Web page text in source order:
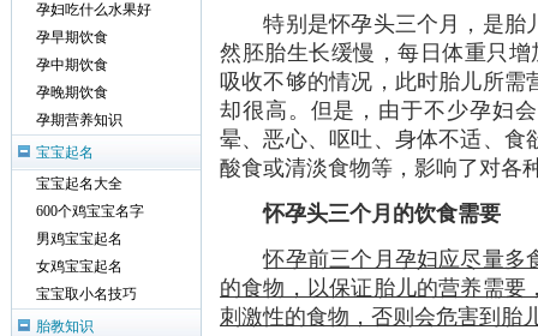
特别是怀孕头三个月，是胎
然胚胎生长缓慢，每日体重只
吸收不够的情况，此时胎儿所需
却很高。但是，由于不少孕妇
晕、恶心、呕吐、身体不适、食
酸食或清淡食物等，影响了对各
怀孕头三个月的饮食需要
怀孕前三个月孕妇应尽量多
的食物，以保证胎儿的营养需要
刺激性的食物，否则会危害到胎
孕妇吃什么水果好
孕早期饮食
孕中期饮食
孕晚期饮食
孕期营养知识
宝宝起名
宝宝起名大全
600个鸡宝宝名字
男鸡宝宝起名
女鸡宝宝起名
宝宝取小名技巧
胎教知识